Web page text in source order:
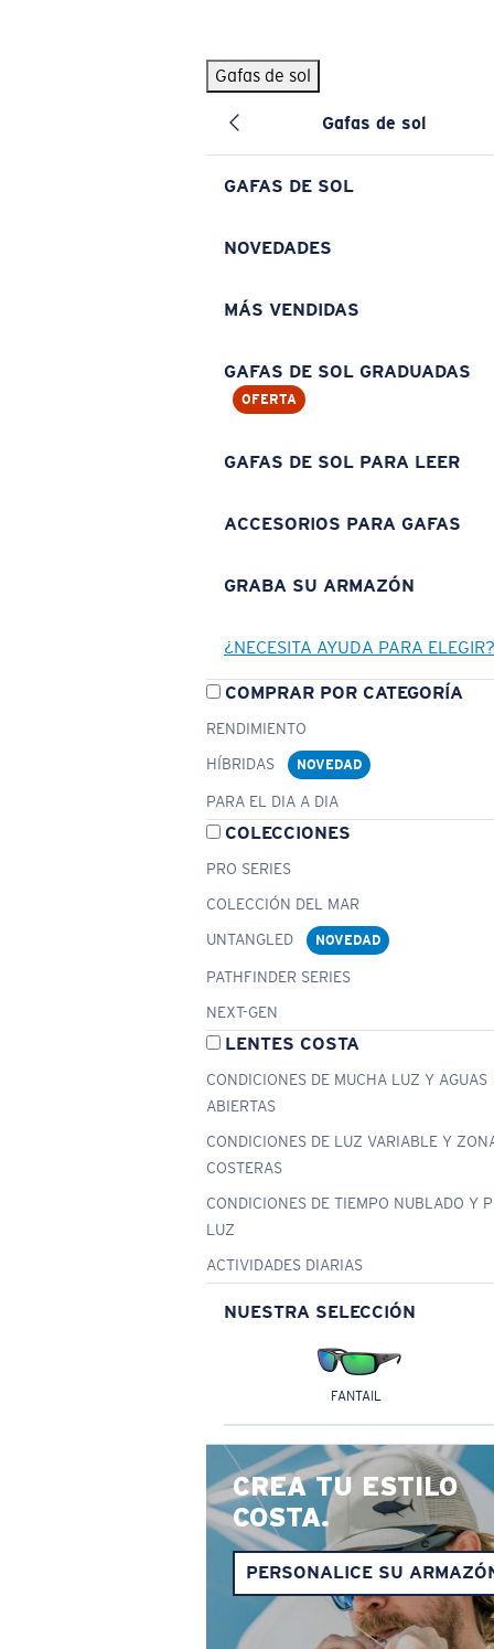
Gafas de sol
Gafas de sol
GAFAS DE SOL
NOVEDADES
MÁS VENDIDAS
GAFAS DE SOL GRADUADAS
OFERTA
GAFAS DE SOL PARA LEER
ACCESORIOS PARA GAFAS
GRABA SU ARMAZÓN
¿NECESITA AYUDA PARA ELEGIR?
COMPRAR POR CATEGORÍA
RENDIMIENTO
HÍBRIDAS
NOVEDAD
PARA EL DIA A DIA
COLECCIONES
PRO SERIES
COLECCIÓN DEL MAR
UNTANGLED
NOVEDAD
PATHFINDER SERIES
NEXT-GEN
LENTES COSTA
CONDICIONES DE MUCHA LUZ Y AGUAS
ABIERTAS
CONDICIONES DE LUZ VARIABLE Y
COSTERAS
CONDICIONES DE TIEMPO NUBLADO Y
LUZ
ACTIVIDADES DIARIAS
NUESTRA SELECCIÓN
FANTAIL
CREA TU ESTILO
COSTA.
PERSONALICE SU
BÚSQUEDAS POPULARES
Pilothouse PRO Limited Edition Pack Exclusivo
Gafas de sol personalizadas
Los más vendidos de gafas de sol